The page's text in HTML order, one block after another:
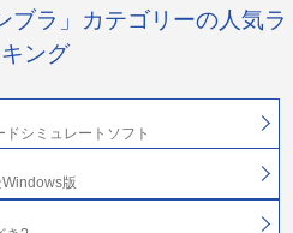
ブラ」カテゴリーの人気ラ
ング
シミュレートソフト
版